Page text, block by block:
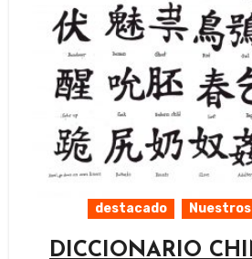
destacado
DICCIONARIO